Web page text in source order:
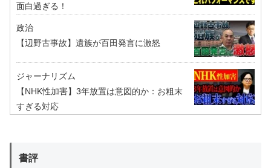
面白過ぎる！
政治
【辺野古事故】遺族が百田発言に激怒
ジャーナリズム
【NHK性加害】3年放置は意図的か：お粗末
すぎる対応
書評